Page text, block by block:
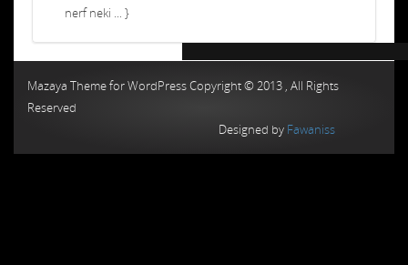
nerf neki ... }
Mazaya Theme for WordPress Copyright © 2013 , All Rights
Reserved
Designed by Fawaniss